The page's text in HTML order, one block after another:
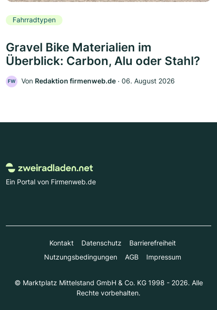
Fahrradtypen
Gravel Bike Materialien im
Überblick: Carbon, Alu oder Stahl?
FW Von Redaktion firmenweb.de ‧ 06. August 2026
Ein Portal von Firmenweb.de
Kontakt Datenschutz
Barrierefreiheit
Nutzungsbedingungen
AGB Impressum
© Marktplatz Mittelstand GmbH & Co. KG 1998 - 2026. Alle
Rechte vorbehalten.